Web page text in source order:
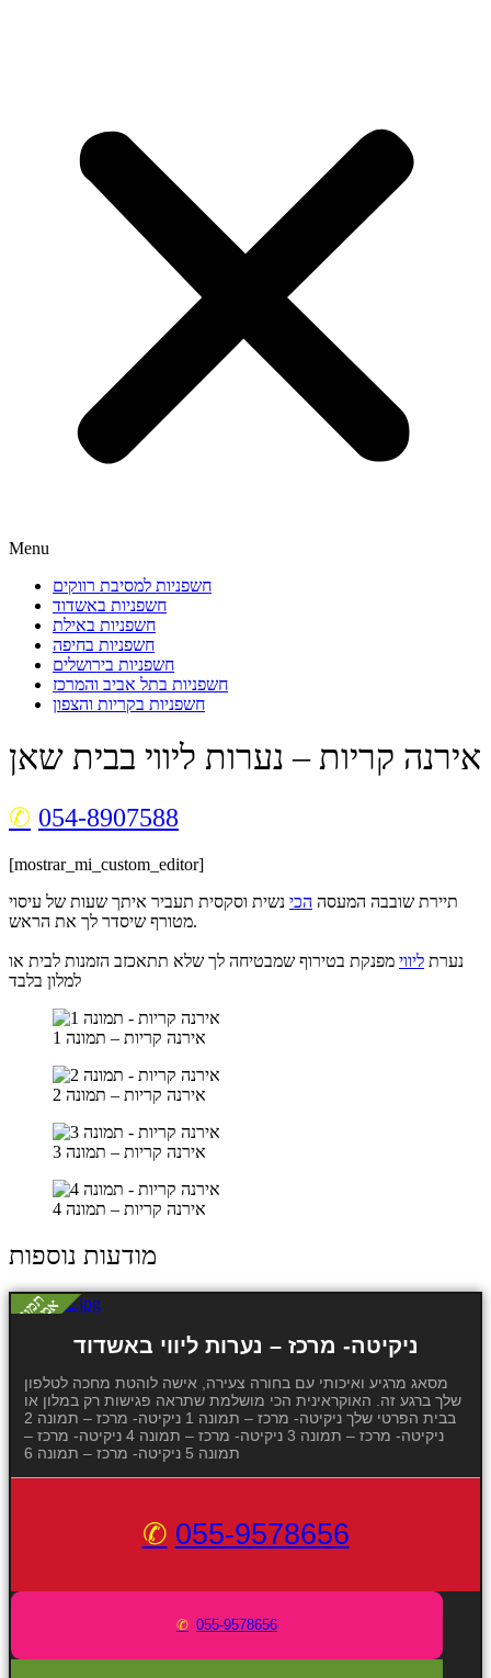
Menu
חשפניות למסיבת רווקים
חשפניות באשדוד
חשפניות באילת
חשפניות בחיפה
חשפניות בירושלים
חשפניות בתל אביב והמרכז
חשפניות בקריות והצפון
אירנה קריות – נערות ליווי בבית שאן
054-8907588
[mostrar_mi_custom_editor]
תיירת שובבה המעסה הכי נשית וסקסית תעביר איתך שעות של עיסוי
מטורף שיסדר לך את הראש.
נערת ליווי מפנקת בטירוף שמבטיחה לך שלא תתאכזב הזמנות לבית או
למלון בלבד
אירנה קריות – תמונה 1
אירנה קריות – תמונה 2
אירנה קריות – תמונה 3
אירנה קריות – תמונה 4
מודעות נוספות
ניקיטה- מרכז – נערות ליווי באשדוד
מסאג מרגיע ואיכותי עם בחורה צעירה, אישה לוהטת מחכה לטלפון
שלך ברגע זה. האוקראינית הכי מושלמת שתראה פגישות רק במלון או
בבית הפרטי שלך ניקיטה- מרכז – תמונה 1 ניקיטה- מרכז – תמונה 2
ניקיטה- מרכז – תמונה 3 ניקיטה- מרכז – תמונה 4 ניקיטה- מרכז –
תמונה 5 ניקיטה- מרכז – תמונה 6
055-9578656
055-9578656